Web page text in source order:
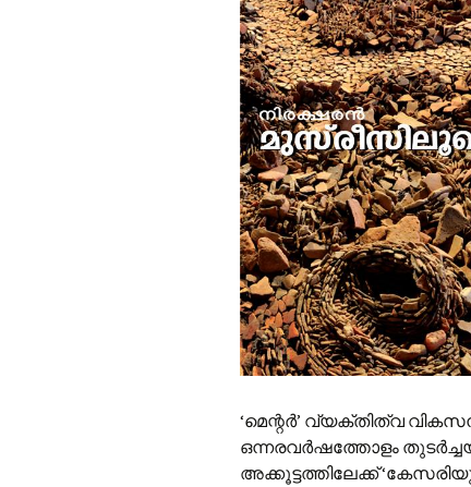
‘മെന്റർ’ വ്യക്തിത്വ
ഒന്നരവർഷത്തോളം
അക്കൂട്ടത്തിലേക്ക്